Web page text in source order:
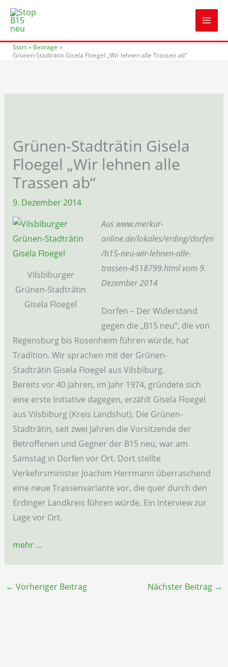
Zum
Inhalt
Start
Beiträge
Grünen-Stadträtin Gisela Floegel „Wir lehnen alle Trassen ab“
Grünen-Stadträtin Gisela
Floegel „Wir lehnen alle
Trassen ab“
9. Dezember 2014
Vilsbiburger
Grünen-Stadträtin
Gisela Floegel
Aus www.merkur-
online.de/lokales/erding/dorfen
/b15-neu-wir-lehnen-alle-
trassen-4518799.html vom 9.
Dezember 2014
Dorfen – Der Widerstand
gegen die „B15 neu“, die von
Regensburg bis Rosenheim führen würde, hat
Tradition. Wir sprachen mit der Grünen-
Stadträtin Gisela Floegel aus Vilsbiburg.
Bereits vor 40 Jahren, im Jahr 1974, gründete sich
eine erste Initiative dagegen, erzählt Gisela Floegel
aus Vilsbiburg (Kreis Landshut). Die Grünen-
Stadträtin, seit zwei Jahren die Vorsitzende der
Betroffenen und Gegner der B15 neu, war am
Samstag in Dorfen vor Ort. Dort stellte
Verkehrsminister Joachim Herrmann überraschend
eine neue Trassenvariante vor, die quer durch den
Erdinger Landkreis führen würde. Ein Interview zur
Lage vor Ort.
mehr …
← Vorheriger Beitrag Nächster Beitrag →